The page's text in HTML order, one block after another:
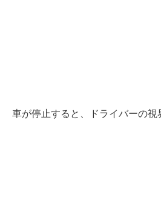
車が停止すると、ドライバーの視